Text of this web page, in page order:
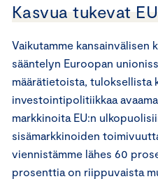
Kasvua tukevat
Vaikutamme kansainvälisen
sääntelyn Euroopan
määrätietoista, tuloksellista
investointipolitiikkaa
markkinoita EU:n
sisämarkkinoiden
viennistämme lähes 60
prosenttia on riippuvaista